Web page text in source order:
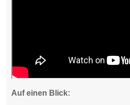
Auf einen Blick: